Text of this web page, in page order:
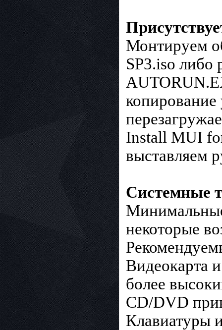
Монтируем
SP3.iso либо
копирование
Install MUI
выставляем
Системные
некоторые
Видеокарта
более
CD/DVD
Клавиатуры